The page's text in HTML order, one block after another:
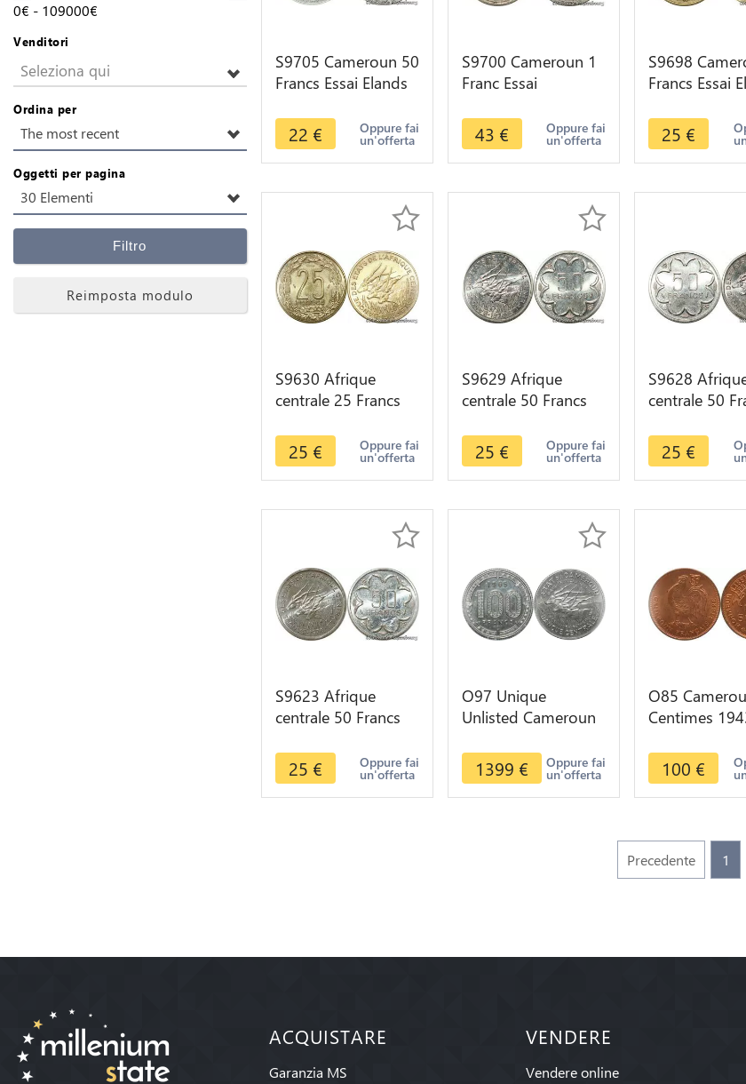
0€ - 109000€
Venditori
Seleziona qui
Ordina per
The most recent
Oggetti per pagina
30 Elementi
Filtro
Reimposta modulo
S9705 Cameroun 50
Francs Essai Elands
Faire Offre
22 € Oppure fai
un'offerta
S9700 Cameroun 1
Franc Essai
1948 FDC
43 € Oppure fai
un'offerta
S9698
Francs Essai
25 €
S9630 Afrique
centrale 25 Francs
1975 FDC -> Faire
Offre
25 € Oppure fai
un'offerta
S9629 Afrique
centrale 50 Francs
1976 C FDC -> Faire
Offre
25 € Oppure fai
un'offerta
S9628
centrale 50
1976 E FDC -
Offre
25 €
S9623 Afrique
centrale 50 Francs
1976 D FDC -> Faire
Offre
25 € Oppure fai
un'offerta
O97 Unique
Unlisted Cameroun
Essai 1965 Elans
PCGS SP67
1399 € Oppure fai
un'offerta
O85
Centimes
Rooster FDC
Make offer
100 €
Precedente 1
ACQUISTARE
Garanzia MS
VENDERE
Vendere online